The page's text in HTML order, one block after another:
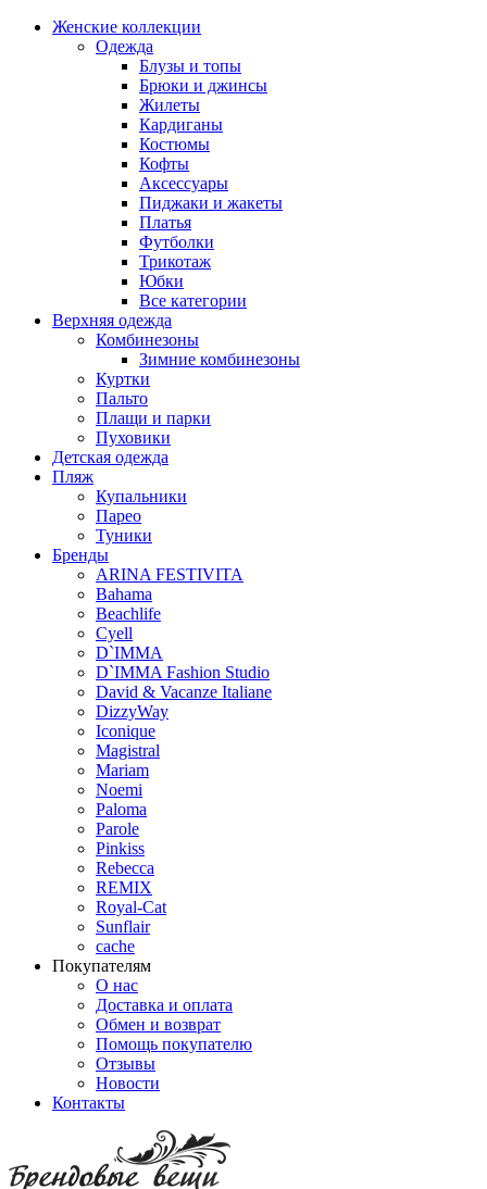
Женские коллекции
Одежда
Блузы и топы
Брюки и джинсы
Жилеты
Кардиганы
Костюмы
Кофты
Аксессуары
Пиджаки и жакеты
Платья
Футболки
Трикотаж
Юбки
Все категории
Верхняя одежда
Комбинезоны
Зимние комбинезоны
Куртки
Пальто
Плащи и парки
Пуховики
Детская одежда
Пляж
Купальники
Парео
Туники
Бренды
ARINA FESTIVITA
Bahama
Beachlife
Cyell
D`IMMA
D`IMMA Fashion Studio
David & Vacanze Italiane
DizzyWay
Iconique
Magistral
Mariam
Noemi
Paloma
Parole
Pinkiss
Rebecca
REMIX
Royal-Cat
Sunflair
cache
Покупателям
О нас
Доставка и оплата
Обмен и возврат
Помощь покупателю
Отзывы
Новости
Контакты